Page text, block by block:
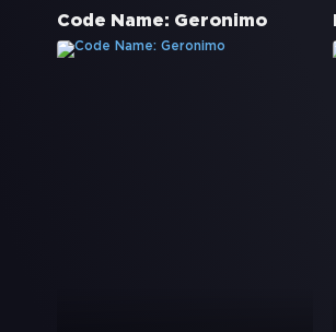
Code Name: Geronimo